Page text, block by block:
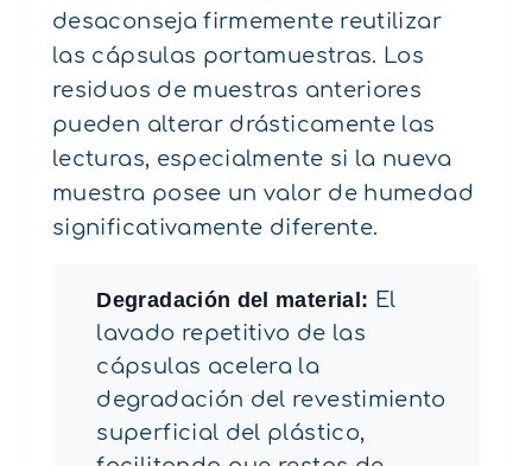
desaconseja firmemente reutilizar
las cápsulas portamuestras. Los
residuos de muestras anteriores
pueden alterar drásticamente las
lecturas, especialmente si la nueva
muestra posee un valor de humedad
significativamente diferente.
Degradación del material: El
lavado repetitivo de las
cápsulas acelera la
degradación del revestimiento
superficial del plástico,